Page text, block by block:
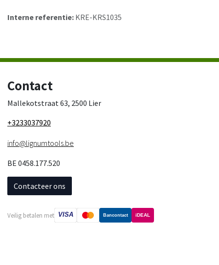
Interne referentie: KRE-KRS1035
Contact
Mallekotstraat 63, 2500 Lier
+3233037920
info@lignumtools.be
BE 0458.177.520
Contacteer ons
Veilig betalen met VISA Bancontact iDEAL